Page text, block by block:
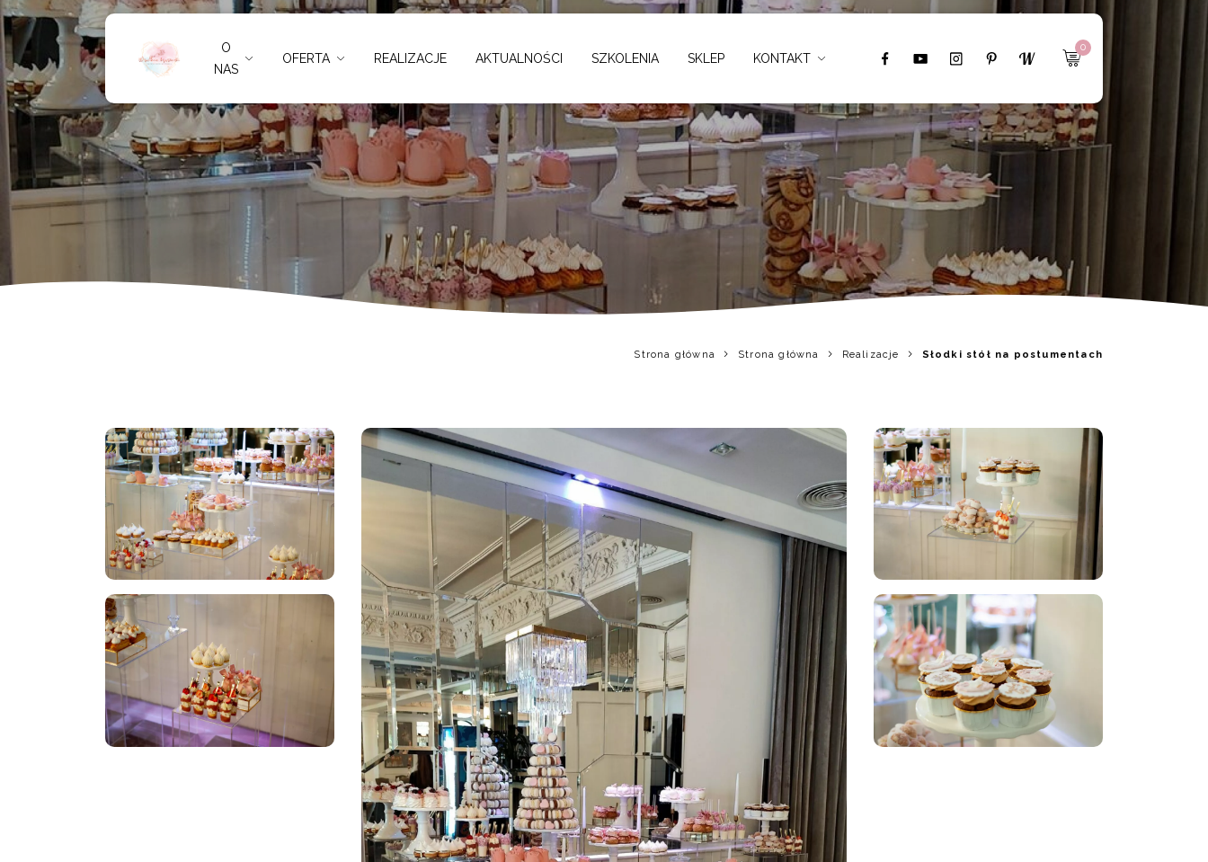
O
NAS
OFERTA REALIZACJE AKTUALNOŚCI SZKOLENIA SKLEP KONTAKT
0
Słodki stół na postumentach
Strona główna Strona główna Realizacje Słodki stół na postumentach